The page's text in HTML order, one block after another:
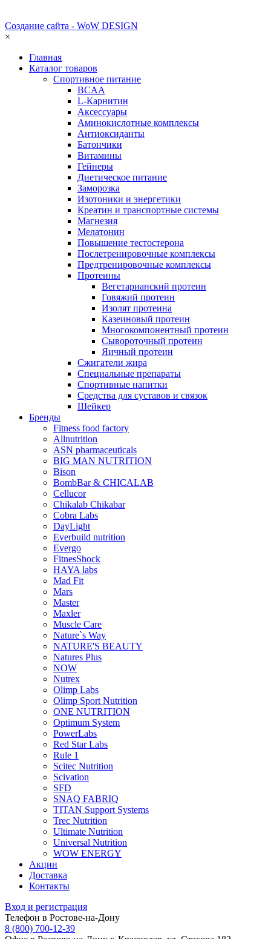
Создание сайта - WoW DESIGN
×
Главная
Каталог товаров
Спортивное питание
BCAA
L-Карнитин
Аксессуары
Аминокислотные комплексы
Антиоксиданты
Батончики
Витамины
Гейнеры
Диетическое питание
Заморозка
Изотоники и энергетики
Креатин и транспортные системы
Магнезия
Мелатонин
Повышение тестостерона
Послетренировочные комплексы
Предтренировочные комплексы
Протеины
Вегетарианский протеин
Говяжий протеин
Изолят протеина
Казеиновый протеин
Многокомпонентный протеин
Сывороточный протеин
Яичный протеин
Сжигатели жира
Специальные препараты
Спортивные напитки
Средства для суставов и связок
Шейкер
Бренды
Fitness food factory
Allnutrition
ASN pharmaceuticals
BIG MAN NUTRITION
Bison
BombBar & CHICALAB
Cellucor
Chikalab Chikabar
Cobra Labs
DayLight
Everbuild nutrition
Evergo
FitnesShock
HAYA labs
Mad Fit
Mars
Master
Maxler
Muscle Care
Nature`s Way
NATURE'S BEAUTY
Natures Plus
NOW
Nutrex
Olimp Labs
Olimp Sport Nutrition
ONE NUTRITION
Optimum System
PowerLabs
Red Star Labs
Rule 1
Scitec Nutrition
Scivation
SFD
SNAQ FABRIQ
TITAN Support Systems
Trec Nutrition
Ultimate Nutrition
Universal Nutrition
WOW ENERGY
Акции
Доставка
Контакты
Вход и регистрация
Телефон в Ростове-на-Дону
8 (800) 700-12-39